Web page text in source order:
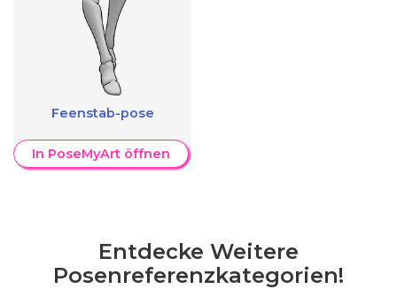
Feenstab-pose
In PoseMyArt öffnen
Entdecke Weitere
Posenreferenzkategorien!